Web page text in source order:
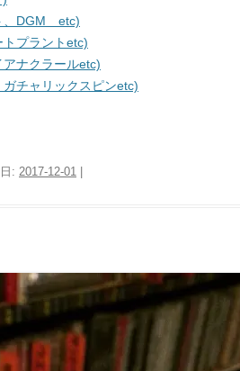
、DGM etc)
プラントetc)
ナクラールetc)
チャリックスピンetc)
: 2017-12-01